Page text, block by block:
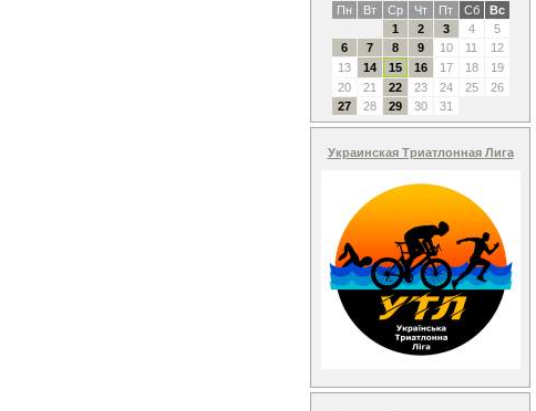
Пн
Вт Ср Чт Пт Сб
Вс
1
2 3 4
5
6
7 8 9 10 11
12
13
14 15 16 17 18
19
20
21 22 23 24 25
26
27
28 29 30 31
Украинская Триатлонная Лига